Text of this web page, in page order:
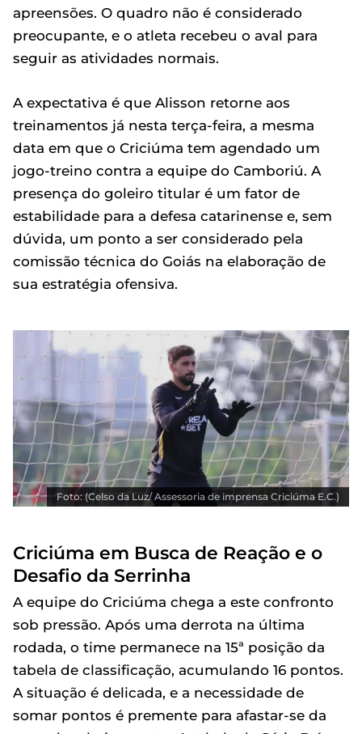
apreensões. O quadro não é considerado
preocupante, e o atleta recebeu o aval para
seguir as atividades normais.
A expectativa é que Alisson retorne aos
treinamentos já nesta terça-feira, a mesma
data em que o Criciúma tem agendado um
jogo-treino contra a equipe do Camboriú. A
presença do goleiro titular é um fator de
estabilidade para a defesa catarinense e, sem
dúvida, um ponto a ser considerado pela
comissão técnica do Goiás na elaboração de
sua estratégia ofensiva.
Foto: (Celso da Luz/ Assessoria de imprensa Criciúma E.C.)
Criciúma em Busca de Reação e o
Desafio da Serrinha
A equipe do Criciúma chega a este confronto
sob pressão. Após uma derrota na última
rodada, o time permanece na 15ª posição da
tabela de classificação, acumulando 16 pontos.
A situação é delicada, e a necessidade de
somar pontos é premente para afastar-se da